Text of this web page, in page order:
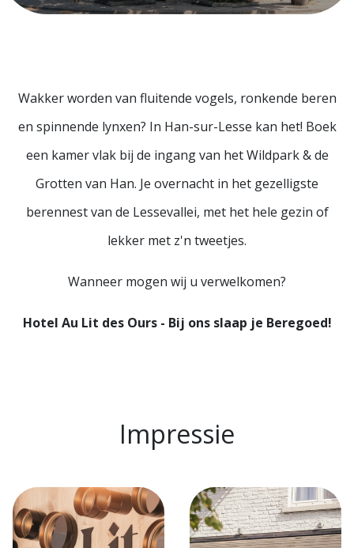
Wakker worden van fluitende vogels, ronkende beren
en spinnende lynxen? In Han-sur-Lesse kan het! Boek
een kamer vlak bij de ingang van het Wildpark & de
Grotten van Han. Je overnacht in het gezelligste
berennest van de Lessevallei, met het hele gezin of
lekker met z'n tweetjes.
Wanneer mogen wij u verwelkomen?
Hotel Au Lit des Ours - Bij ons slaap je Beregoed!
Impressie